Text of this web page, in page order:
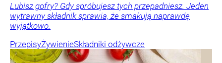
Lubisz gofry? Gdy spróbujesz tych przepadniesz. Jeden
wytrawny składnik sprawia, że smakują naprawdę
wyjątkowo.
PrzepisyŻywienieSkładniki odżywcze